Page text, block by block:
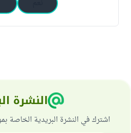
النشرة
اشترك في النشرة البريدية الخاصة